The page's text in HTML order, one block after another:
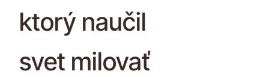
ktorý naučil
svet milovať